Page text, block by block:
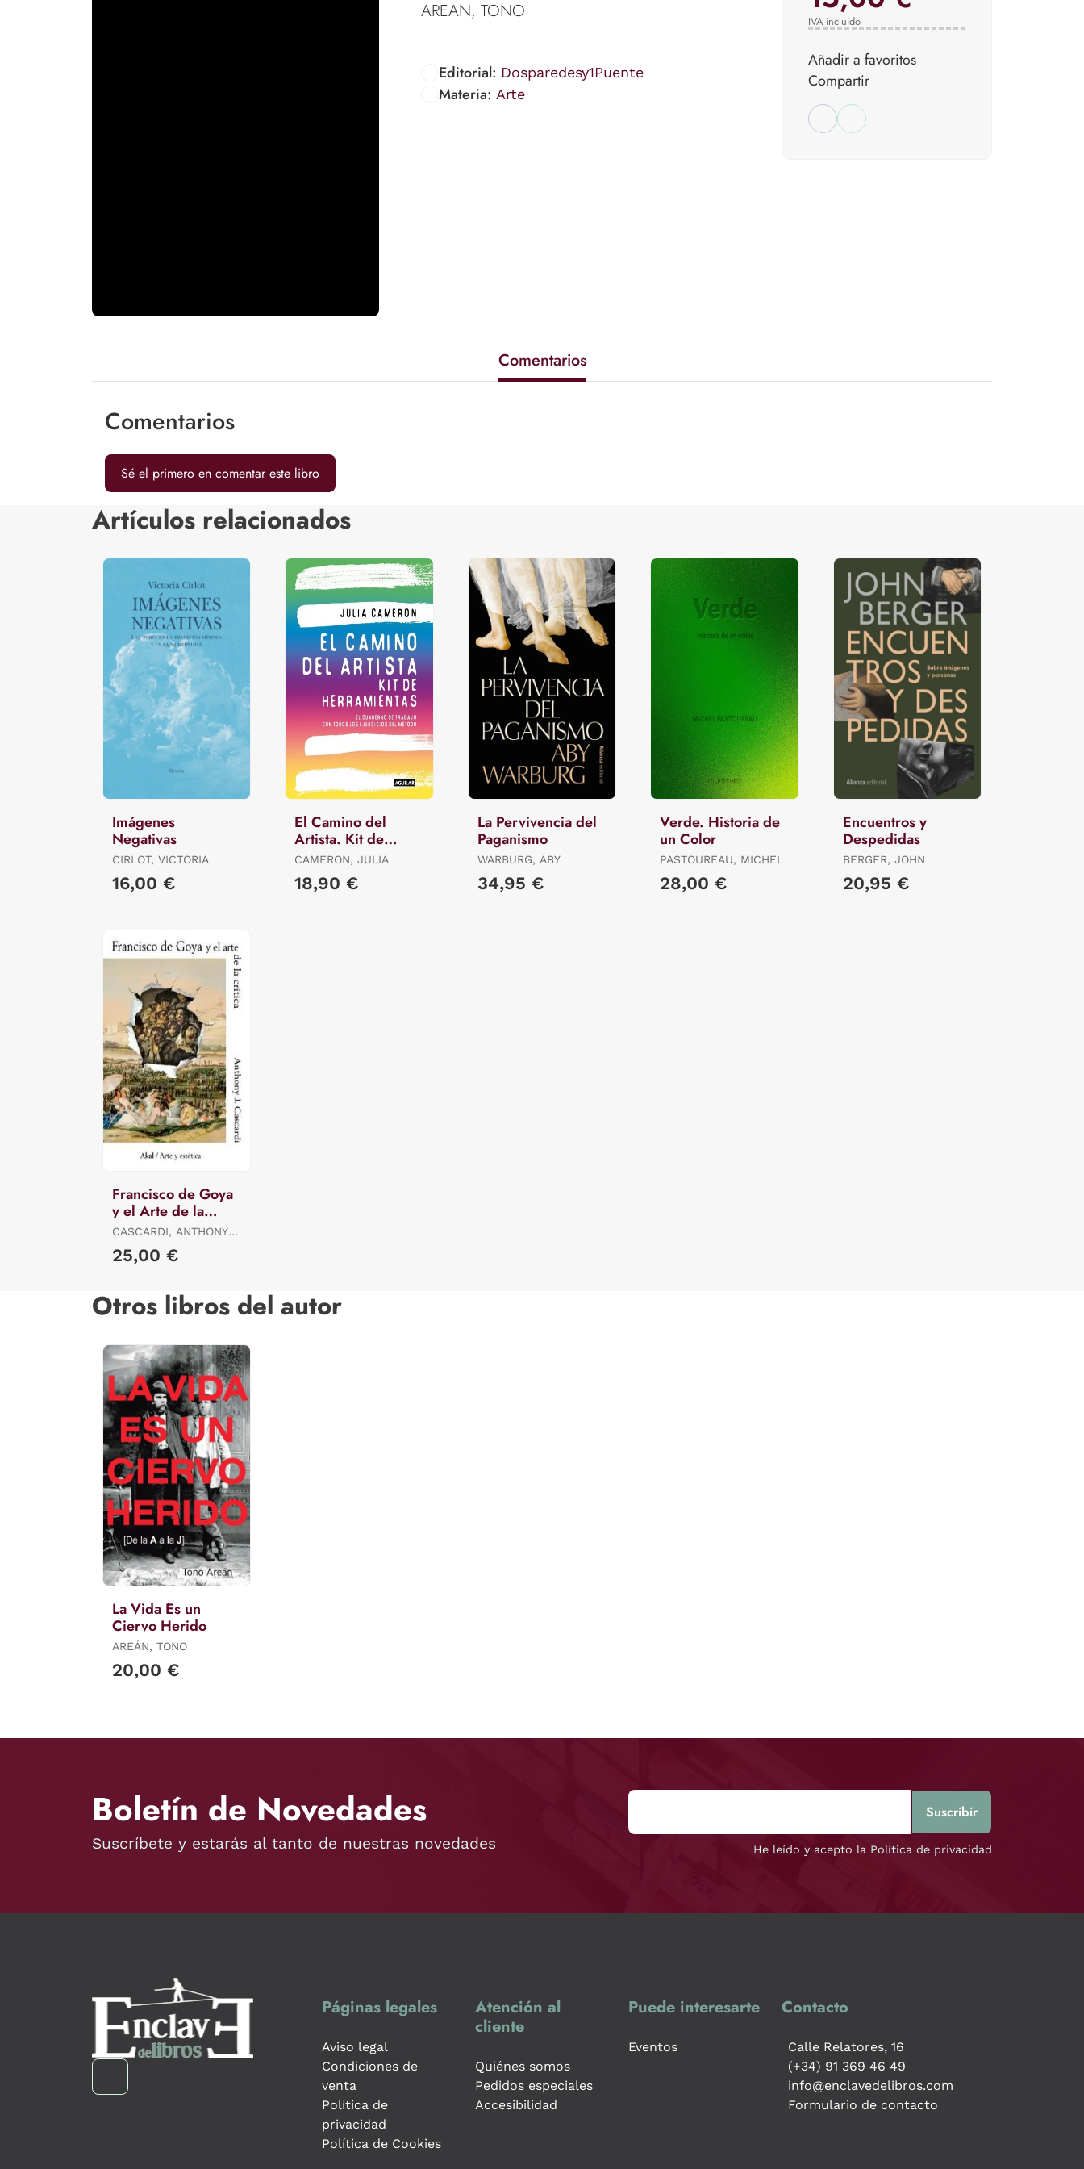
AREAN, TONO
Editorial: Dosparedesy1Puente
Materia: Arte
IVA incluido
Añadir a favoritos
Compartir
Comentarios
Comentarios
Sé el primero en comentar este libro
Artículos relacionados
Imágenes
Negativas
CIRLOT, VICTORIA
16,00 €
El Camino del
Artista. Kit de
Herramientas
CAMERON, JULIA
18,90 €
La Pervivencia del
Paganismo
WARBURG, ABY
34,95 €
Verde. Historia de
un Color
PASTOUREAU, MICHEL
28,00 €
Encuentros y
Despedidas
BERGER, JOHN
20,95 €
Francisco de Goya
y el Arte de la
Critica
CASCARDI, ANTHONY
J.
25,00 €
Otros libros del autor
La Vida Es un
Ciervo Herido
AREÁN, TONO
20,00 €
Boletín de Novedades
Suscríbete y estarás al tanto de nuestras novedades He leído y acepto la Política de privacidad
Páginas legales
Aviso legal
Condiciones de
venta
Política de
privacidad
Política de Cookies
Atención al
cliente
Quiénes somos
Pedidos especiales
Accesibilidad
Puede interesarte
Eventos
Contacto
Calle Relatores, 16
(+34) 91 369 46 49
info@enclavedelibros.com
Formulario de contacto